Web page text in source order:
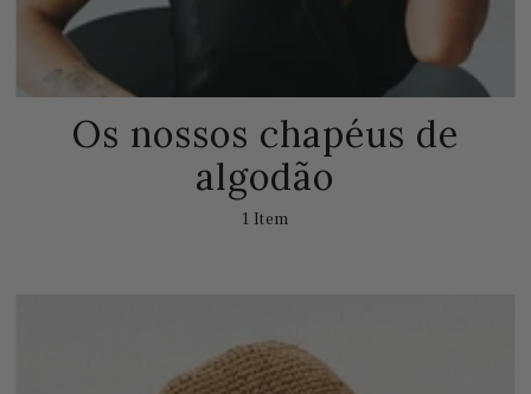
Os nossos chapéus de
algodão
1 Item